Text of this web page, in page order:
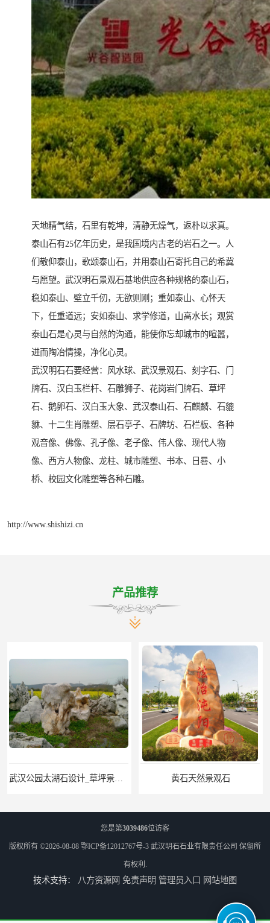
天地精气结，石里有乾坤，清静无燥气，返朴以求真。
泰山石有25亿年历史，是我国境内古老的岩石之一。人
们敬仰泰山，歌颂泰山石，并用泰山石寄托自己的希冀
与愿望。武汉明石景观石基地供应各种规格的泰山石，
稳如泰山、壁立千仞，无欲则刚；重如泰山、心怀天
下，任重道远；安如泰山、求学修道，山高水长；观赏
泰山石是心灵与自然的沟通，能使你忘却城市的喧嚣，
进而陶冶情操，净化心灵。
武汉明石石要经营：风水球、武汉景观石、刻字石、门
牌石、汉白玉栏杆、石雕狮子、花岗岩门牌石、草坪
石、鹅卵石、汉白玉大象、武汉泰山石、石麒麟、石貔
貅、十二生肖雕塑、层石亭子、石牌坊、石栏板、各种
观音像、佛像、孔子像、老子像、伟人像、现代人物
像、西方人物像、龙柱、城市雕塑、书本、日晷、小
桥、校园文化雕塑等各种石雕。
http://www.shishizi.cn
产品推荐
黄石天然景观石
您是第3039486位访客
版权所有 ©2026-08-08 鄂ICP备12012767号-3 武汉明石石业有限责任公司 保留所
有权利.
技术支持： 八方资源网 免责声明 管理员入口 网站地图